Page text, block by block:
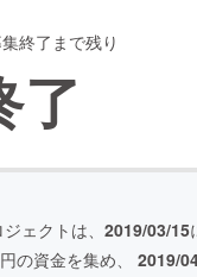
終了まで残り
了
ェクトは、 2019/03/15
円の資金を集め、 2019/